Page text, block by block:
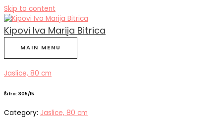
Skip to content
Kipovi Iva Marija Bitrica
MAIN MENU
Jaslice, 80 cm
Šifra: 305/15
Category: Jaslice, 80 cm